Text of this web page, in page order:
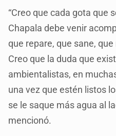
“Creo que cada gota que
Chapala debe venir
que repare, que sane,
Creo que la duda que
ambientalistas, en
una vez que estén listos
se le saque más agua al
mencionó.